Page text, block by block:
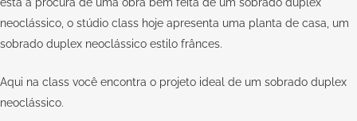
neoclássico, o stúdio class hoje apresenta uma planta de casa, um
sobrado duplex neoclássico estilo frânces.
Aqui na class você encontra o projeto ideal de um sobrado duplex
neoclássico.